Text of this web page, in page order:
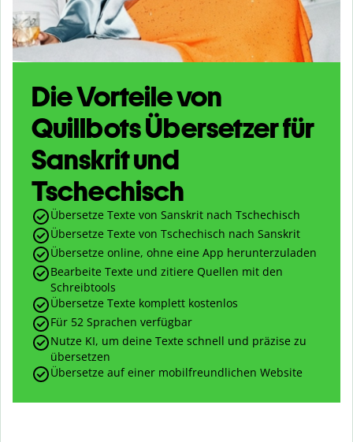
Die Vorteile von
Quillbots Übersetzer für
Sanskrit und
Tschechisch
Übersetze Texte von Sanskrit nach Tschechisch
Übersetze Texte von Tschechisch nach Sanskrit
Übersetze online, ohne eine App herunterzuladen
Bearbeite Texte und zitiere Quellen mit den
Schreibtools
Übersetze Texte komplett kostenlos
Für 52 Sprachen verfügbar
Nutze KI, um deine Texte schnell und präzise zu
übersetzen
Übersetze auf einer mobilfreundlichen Website